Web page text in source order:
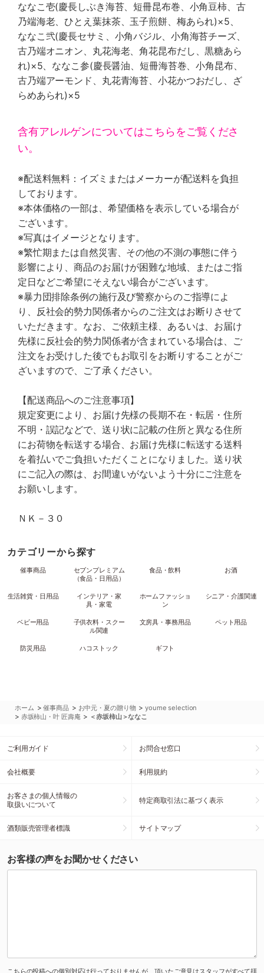
ななこ壱(慶長しぶき海苔、短冊昆布巻、小角豆柿、古
乃端海老、ひとえ葉抹茶、玉子煎餅、梅あられ)×5、
ななこ弐(慶長セサミ、小角バジル、小角海苔チーズ、
古乃端オニオン、丸花海老、角花昆布だし、黒糖あら
れ)×5、ななこ参(慶長醤油、短冊海苔巻、小角昆布、
古乃端アーモンド、丸花青海苔、小花かつおだし、ざ
らめあられ)×5
含有アレルゲンについてはこちらをご覧くださ
い。
※配送料無料：イズミまたはメーカーが配送料を負担
しております。
※本体価格の一部は、希望価格を表示している場合が
ございます。
※写真はイメージとなります。
※繁忙期または自然災害、その他の不測の事態に伴う
影響により、商品のお届けが困難な地域、またはご指
定日などご希望にそえない場合がございます。
※暴力団排除条例の施行及び警察からのご指導によ
り、反社会的勢力関係者からのご注文はお断りさせて
いただきます。なお、ご依頼主様、あるいは、お届け
先様に反社会的勢力関係者が含まれている場合は、ご
注文をお受けした後でもお取引をお断りすることがご
ざいますので、ご了承ください。
【配送商品へのご注意事項】
規定変更により、お届け先様の長期不在・転居・住所
不明・誤記などで、送り状に記載の住所と異なる住所
にお荷物を転送する場合、お届け先様に転送する送料
を着払いでご負担いただくことになりました。送り状
にご記入の際は、お間違いがないよう十分にご注意を
お願いします。
ＮＫ－３０
カテゴリーから探す
催事商品
セブンプレミアム
（食品・日用品）
食品・飲料 お酒
生活雑貨・日用品
インテリア・家
具・家電
ホームファッショ
ン
シニア・介護関連
ベビー用品
子供衣料・スクー
ル関連
文房具・事務用品 ペット用品
防災用品 ハコストック ギフト
ホーム >催事商品 > お中元・夏の贈り物 >youme selection
> 赤坂柿山・叶 匠壽庵 > ＜赤坂柿山＞ななこ
ご利用ガイド お問合せ窓口
会社概要 利用規約
お客さまの個人情報の
取扱いについて
特定商取引法に基づく表示
酒類販売管理者標識 サイトマップ
お客様の声をお聞かせください
こちらの投稿への個別対応は行っておりませんが、頂いたご意見はスタッフがすべて拝